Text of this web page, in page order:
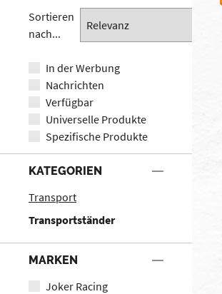
Sortieren
nach...
In der Werbung
Nachrichten
Verfügbar
Universelle Produkte
Spezifische Produkte
KATEGORIEN
Transport
Transportständer
MARKEN
Joker Racing